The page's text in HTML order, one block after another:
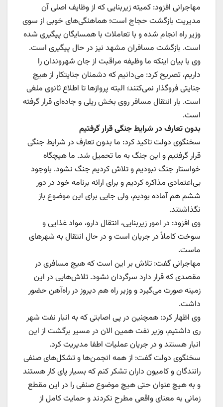
مهاجرانی افزود: کمیته زیربنایی که از وظایف اصلی آن
مدیریت بازگشت حجاج است؛ هماهنگی‌های خوبی از سوی
وزیر راه انجام شده و با تعاملات با همسایگان پیگیری شده
است. بازگشت مسافران مشهد نیز در حال پیگیری است.
وی با بیان اینکه ما وظیفه مراقبت از جان شهروندان را
داریم، تصریح کرد: می‌دانیم که دشمنان جنایتکار از هیچ
جنایتی فروگذار نمی‌کنند؛ البته پروازها تا اطلاع ثانوی ملغی
است. بار انتقال مسافر روی بخش ریلی و جاده‌ای قرار گرفته
است‌.
بدون تعارف در شرایط جنگی قرار گرفتیم
سخنگوی دولت تاکید کرد: ما بدون تعارف در شرایط جنگی
قرار گرفتیم و این جنگ به ما تحمیل شد. ما هیچگاه
خواستار جنگ نبودیم و تلاش کردیم جنگ نشود. باوجود
بی‌اعتمادی مذاکره کردیم و برای ارائه برنامه خود در دور
ششم هم آماده بودیم، ولی جایی برای این موضوع باز
نگذاشتند.
وی افزود: در امور زیربنایی، انتقال دارو، مواد غذایی و
سوخت کاملاً در جریان است و در حال انتقال به شهرهای
ماست.
مهاجرانی گفت: تلاش بر این است که هیچ مسافری در
مقصدی که قرار دارد سرگردان نشود. تلاش‌هایی در این
زمینه صورت می‌گیرد و وزیر راه هم دیروز در راه‌آهن حضور
داشت.
وی اظهار کرد: همچنین در پی اصابتی که به انبار نفت شهر
ری داشتیم، وزیر نفت همین الان در مسیر برگشت از این
انبار هستند و در جریان عملیات اطفا مدیریت کرد.
سخنگوی دولت گفت: از همه انجمن‌ها و تشکل‌های صنفی
رانندگان و کامیون داران تشکر کنم که بسیار پای کار هستند
و به هیچ عنوان حتی هیچ موضوع صنفی را در این مقطع
زمانی به معنای واقعی مطرح نکردند و حمایت کامل از